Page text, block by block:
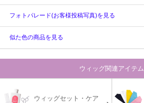
フォトパレード(お客様投稿写真)を見る
似た色の商品を見る
ウィッグ関連アイテム
ウィッグセット・ケア